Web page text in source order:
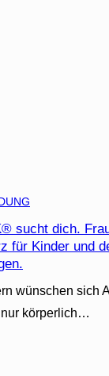
sucht dich.
für Kinder und
wünschen sich
körperlich…